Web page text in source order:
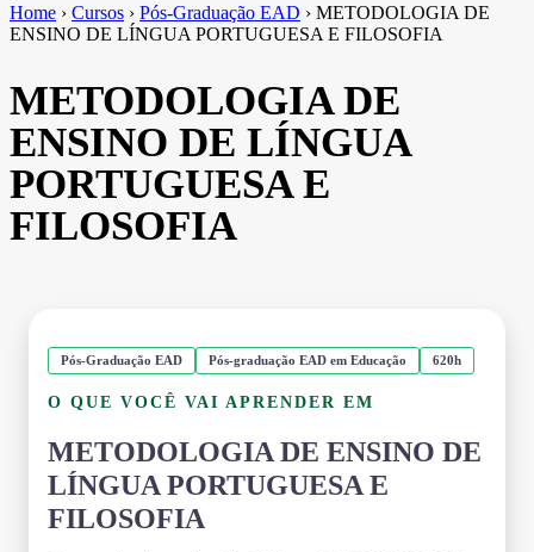
Home › Cursos › Pós-Graduação EAD › METODOLOGIA DE
ENSINO DE LÍNGUA PORTUGUESA E FILOSOFIA
METODOLOGIA DE
ENSINO DE LÍNGUA
PORTUGUESA E
FILOSOFIA
Pós-Graduação EAD Pós-graduação EAD em Educação 620h
O QUE VOCÊ VAI APRENDER EM
METODOLOGIA DE ENSINO DE
LÍNGUA PORTUGUESA E
FILOSOFIA